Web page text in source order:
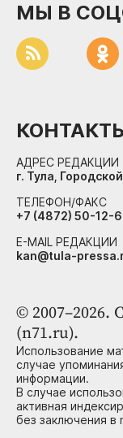
© 2007–2026.
(n71.ru).
Использование
случае
информации.
В случае
активная
без заключения в
МЫ В
АДРЕС РЕДАКЦИИ
г. Тула,
ТЕЛЕФОН/ФАКС
+7 (4872) 50-12-
E-MAIL РЕДАКЦИИ
kan@tula-